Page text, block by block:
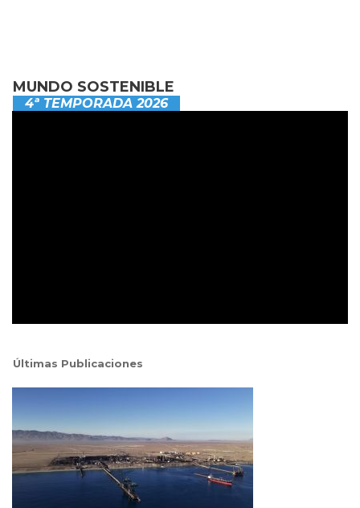
MUNDO SOSTENIBLE
4ª TEMPORADA 2026
Últimas Publicaciones